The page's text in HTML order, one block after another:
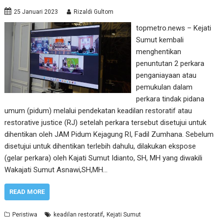
25 Januari 2023 Rizaldi Gultom
topmetro.news – Kejati
Sumut kembali
menghentikan
penuntutan 2 perkara
penganiayaan atau
pemukulan dalam
perkara tindak pidana
umum (pidum) melalui pendekatan keadilan restoratif atau
restorative justice (RJ) setelah perkara tersebut disetujui untuk
dihentikan oleh JAM Pidum Kejagung RI, Fadil Zumhana. Sebelum
disetujui untuk dihentikan terlebih dahulu, dilakukan ekspose
(gelar perkara) oleh Kajati Sumut Idianto, SH, MH yang diwakili
Wakajati Sumut Asnawi,SH,MH…
READ MORE
Peristiwa keadilan restoratif,Kejati Sumut